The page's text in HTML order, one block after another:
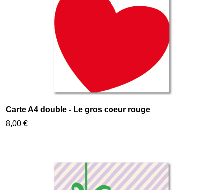
Carte A4 double - Le gros coeur rouge
8,00 €